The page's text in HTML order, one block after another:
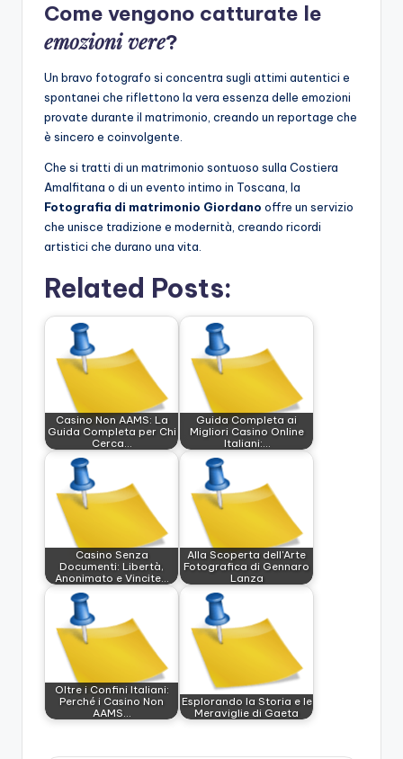
Come vengono catturate le
emozioni vere?
Un bravo fotografo si concentra sugli attimi autentici e
spontanei che riflettono la vera essenza delle emozioni
provate durante il matrimonio, creando un reportage che
è sincero e coinvolgente.
Che si tratti di un matrimonio sontuoso sulla Costiera
Amalfitana o di un evento intimo in Toscana, la
Fotografia di matrimonio Giordano offre un servizio
che unisce tradizione e modernità, creando ricordi
artistici che durano una vita.
Related Posts:
Casino Non AAMS: La
Guida Completa per Chi
Cerca…
Guida Completa ai
Migliori Casino Online
Italiani:…
Casino Senza
Documenti: Libertà,
Anonimato e Vincite…
Alla Scoperta dell'Arte
Fotografica di Gennaro
Lanza
Oltre i Confini Italiani:
Perché i Casino Non
AAMS…
Esplorando la Storia e le
Meraviglie di Gaeta